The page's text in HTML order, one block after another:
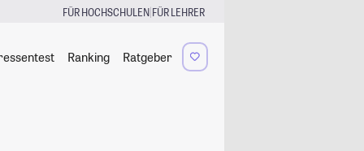
FÜR HOCHSCHULEN|FÜR LEHRER
Ranking Ratgeber